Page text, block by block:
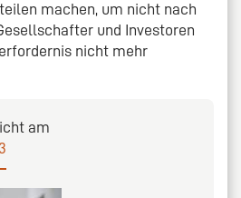
machen, um nicht nach
und Investoren
nicht mehr
am